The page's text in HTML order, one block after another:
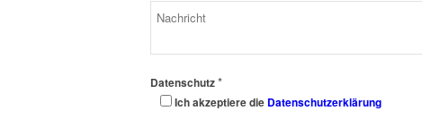
Datenschutz*
Ich akzeptiere die Datenschutzerklärung